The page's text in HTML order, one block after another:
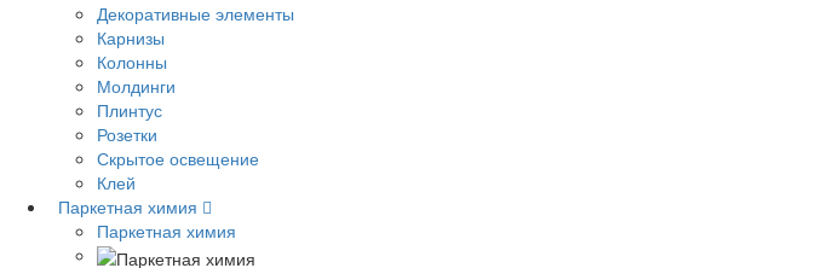
Декоративные элементы
Карнизы
Колонны
Молдинги
Плинтус
Розетки
Скрытое освещение
Клей
Паркетная химия
Паркетная химия